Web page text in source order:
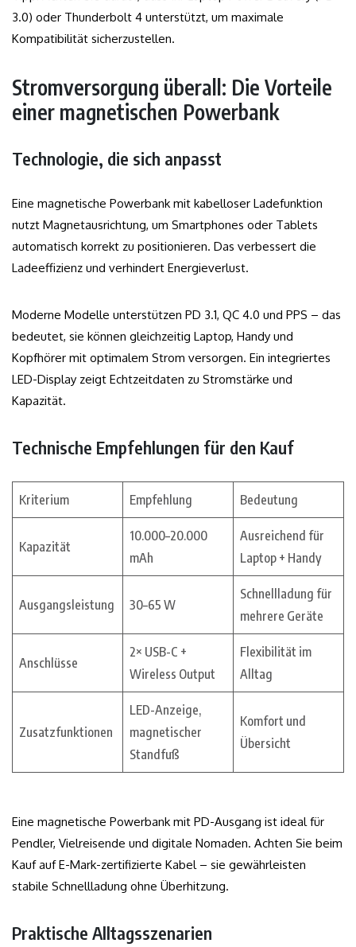
3.0) oder Thunderbolt 4 unterstützt, um maximale
Kompatibilität sicherzustellen.
Stromversorgung überall: Die Vorteile
einer magnetischen Powerbank
Technologie, die sich anpasst
Eine magnetische Powerbank mit kabelloser Ladefunktion
nutzt Magnetausrichtung, um Smartphones oder Tablets
automatisch korrekt zu positionieren. Das verbessert die
Ladeeffizienz und verhindert Energieverlust.
Moderne Modelle unterstützen PD 3.1, QC 4.0 und PPS – das
bedeutet, sie können gleichzeitig Laptop, Handy und
Kopfhörer mit optimalem Strom versorgen. Ein integriertes
LED-Display zeigt Echtzeitdaten zu Stromstärke und
Kapazität.
Technische Empfehlungen für den Kauf
Kriterium Empfehlung Bedeutung
Kapazität
10.000–20.000
mAh
Ausreichend für
Laptop + Handy
Ausgangsleistung 30–65 W
Schnellladung für
mehrere Geräte
Anschlüsse
2× USB-C +
Wireless Output
Flexibilität im
Alltag
Zusatzfunktionen
LED-Anzeige,
magnetischer
Standfuß
Komfort und
Übersicht
Eine magnetische Powerbank mit PD-Ausgang ist ideal für
Pendler, Vielreisende und digitale Nomaden. Achten Sie beim
Kauf auf E-Mark-zertifizierte Kabel – sie gewährleisten
stabile Schnellladung ohne Überhitzung.
Praktische Alltagsszenarien